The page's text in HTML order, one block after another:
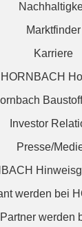
Marktfinder
Karriere
HORNBACH
Investor
Presse/
werden bei
werden